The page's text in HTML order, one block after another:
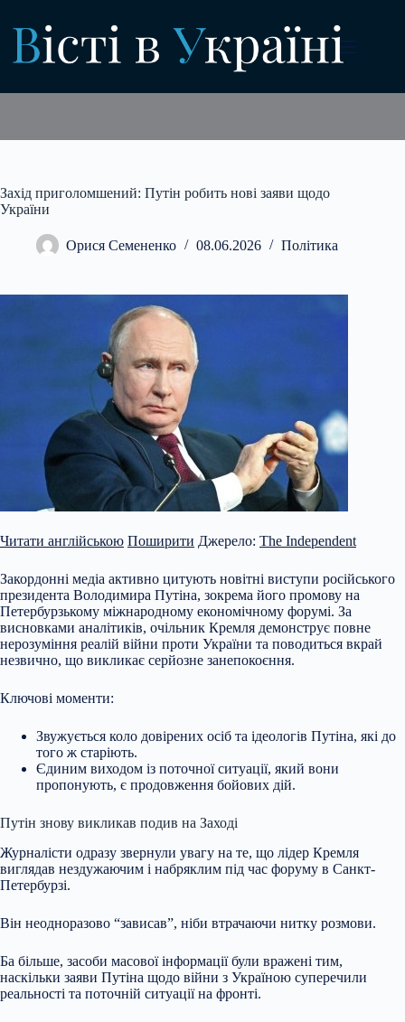
вмісту
Захід приголомшений: Путін робить нові заяви щодо
України
Орися Семененко 08.06.2026 Політика
Читати англійською Поширити Джерело: The Independent
Закордонні медіа активно цитують новітні виступи російського
президента Володимира Путіна, зокрема його промову на
Петербурзькому міжнародному економічному форумі. За
висновками аналітиків, очільник Кремля демонструє повне
нерозуміння реалій війни проти України та поводиться вкрай
незвично, що викликає серйозне занепокоєння.
Ключові моменти:
Звужується коло довірених осіб та ідеологів Путіна, які до
того ж старіють.
Єдиним виходом із поточноїситуації, який вони
пропонують, є продовження бойових дій.
Путін знову викликав подив на Заході
Журналісти одразу звернули увагу на те, що лідер Кремля
виглядав нездужаючим і набряклим під час форуму в Санкт-
Петербурзі.
Він неодноразово “зависав”, ніби втрачаючи нитку розмови.
Ба більше, засоби масової інформації були вражені тим,
наскільки заяви Путіна щодо війни з Україною суперечили
реальності та поточній ситуації на фронті.